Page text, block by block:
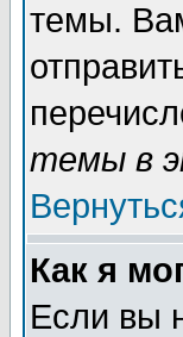
темы.
темы в
Как я
Если вы